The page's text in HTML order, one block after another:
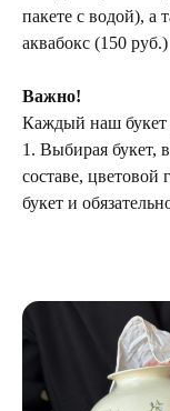
пакете с водой), а
аквабокс (150 руб.)
Важно!
Каждый наш букет
1. Выбирая букет,
составе,
букет и
Г. САНКТ ПЕТЕРБУРГ
Каждый день с 9:00 до 21:00
УЛ. КИРОЧНАЯ, 8Б